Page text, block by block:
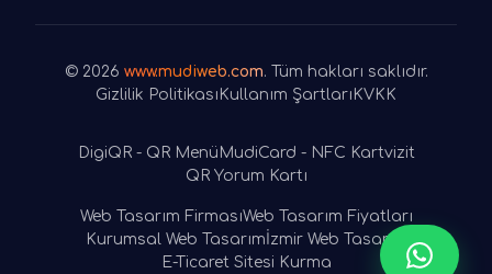
© 2026 www.mudiweb.com. Tüm hakları saklıdır.
Gizlilik Politikası Kullanım Şartları KVKK
DigiQR - QR Menü MudiCard - NFC Kartvizit
QR Yorum Kartı
Web Tasarım FirmasıWeb Tasarım Fiyatları
Kurumsal Web Tasarım İzmir Web Tasarım
E-Ticaret Sitesi Kurma